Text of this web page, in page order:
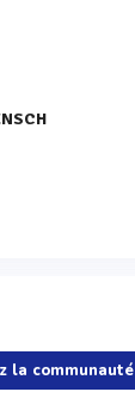
la communauté